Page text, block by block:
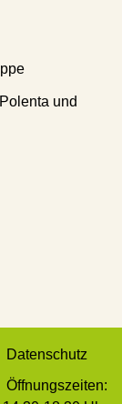
und
Datenschutz
Öffnungszeiten: